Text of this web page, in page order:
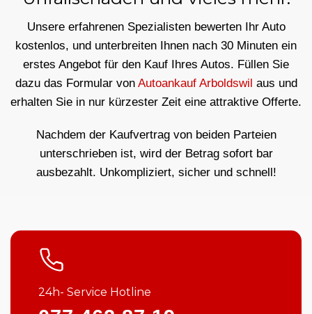
Unsere erfahrenen Spezialisten bewerten Ihr Auto
kostenlos, und unterbreiten Ihnen nach 30 Minuten ein
erstes Angebot für den Kauf Ihres Autos. Füllen Sie
dazu das Formular von Autoankauf Arboldswil aus und
erhalten Sie in nur kürzester Zeit eine attraktive Offerte.
Nachdem der Kaufvertrag von beiden Parteien
unterschrieben ist, wird der Betrag sofort bar
ausbezahlt. Unkompliziert, sicher und schnell!
24h- Service Hotline